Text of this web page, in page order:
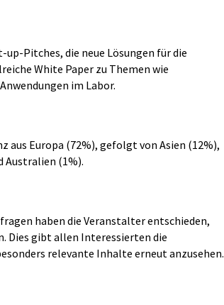
Pitches, die neue Lösungen für die
White Paper zu Themen wie
im Labor.
Europa (72%), gefolgt von Asien (12%),
Australien (1%).
haben die Veranstalter entschieden,
Dies gibt allen Interessierten die
relevante Inhalte erneut anzusehen.